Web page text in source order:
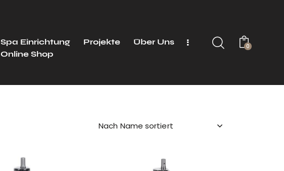
Spa Einrichtung
Online Shop
Projekte Über Uns 0